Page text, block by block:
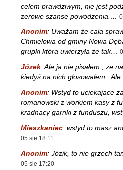
celem prawdziwym, nie jest
zerowe szanse powodzenia.…
Anonim: Uważam że cała
Chmielowa od gminy Nowa
grupki która uwierzyła że tak…
Józek:Ale ja nie pisałem , że
kiedyś na nich głosowałem .
Anonim: Wstyd to uciekajace
romanowski z workiem kasy z
kradnacy garnki z funduszu,
Mieszkaniec: wstyd to masz
05 sie 18:11
Anonim: Józik, to nie grzech
05 sie 17:20